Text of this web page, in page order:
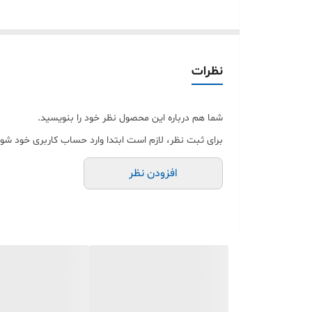
نظرات
شما هم درباره این محصول نظر خود را بنویسید.
برای ثبت نظر، لازم است ابتدا وارد حساب کاربری خود
افزودن نظر